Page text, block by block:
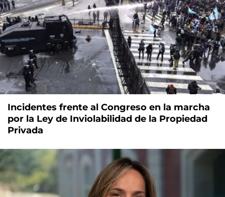
Incidentes frente al Congreso en la marcha
por la Ley de Inviolabilidad de la Propiedad
Privada